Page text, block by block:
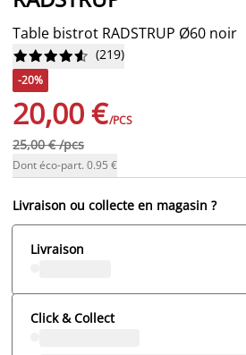
Table bistrot RADSTRUP Ø60 noir





 (219)
-20%
20,00 €/PCS
25,00 € /pcs
Dont éco-part. 0.95 €
Livraison ou collecte en magasin ?
Livraison
Click & Collect